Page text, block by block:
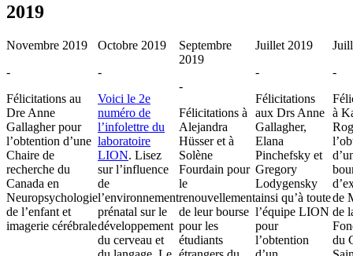
2019
Novembre 2019
-
Félicitations au
Dre Anne
Gallagher pour
l’obtention d’une
Chaire de
recherche du
Canada en
Neuropsychologie
de l’enfant et
imagerie cérébrale
Octobre 2019
-
Voici le 2e
numéro de
l’infolettre du
laboratoire
LION. Lisez
sur l’influence
de
l’environnement
prénatal sur le
développement
du cerveau et
Septembre
2019
-
Félicitations à
Alejandra
Hüsser et à
Solène
Fourdain pour
le
renouvellement
de leur bourse
pour les
étudiants
Juillet 2019
-
Félicitations
aux Drs Anne
Gallagher,
Elana
Pinchefsky et
Gregory
Lodygensky
ainsi qu’à toute
l’équipe LION
pour
l’obtention
-
à
de
de
du